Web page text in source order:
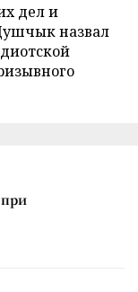
дел и
назвал